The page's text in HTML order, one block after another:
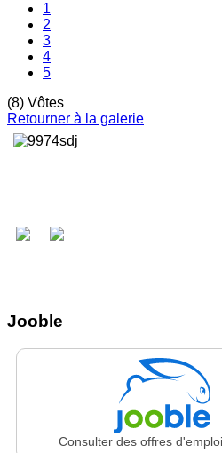
1
2
3
4
5
(8) Vôtes
Retourner à la galerie
Jooble
Consulter des offres